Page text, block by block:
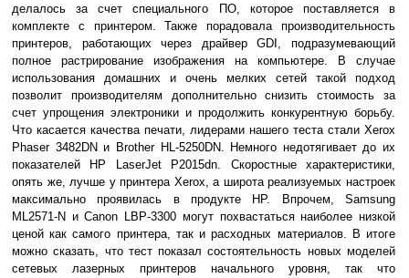
делалось за счет специального ПО, которое поставляется в
комплекте с принтером. Также порадовала производительность
принтеров, работающих через драйвер GDI, подразумевающий
полное растрирование изображения на компьютере. В случае
использования домашних и очень мелких сетей такой подход
позволит производителям дополнительно снизить стоимость за
счет упрощения электроники и продолжить конкурентную борьбу.
Что касается качества печати, лидерами нашего теста стали Xerox
Phaser 3482DN и Brother HL-5250DN. Немного недотягивает до их
показателей HP LaserJet P2015dn. Скоростные характеристики,
опять же, лучше у принтера Xerox, а широта реализуемых настроек
максимально проявилась в продукте HP. Впрочем, Samsung
ML2571-N и Canon LBP-3300 могут похвастаться наиболее низкой
ценой как самого принтера, так и расходных материалов. В итоге
можно сказать, что тест показал состоятельность новых моделей
сетевых лазерных принтеров начального уровня, так что